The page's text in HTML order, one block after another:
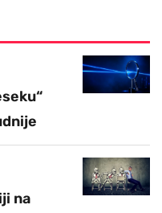
na